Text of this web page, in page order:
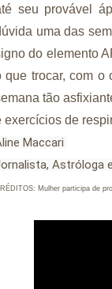
seu provável
uma das
do elemento
que trocar, com o
tão
exercícios de
Maccari
Astróloga
Mulher participa de